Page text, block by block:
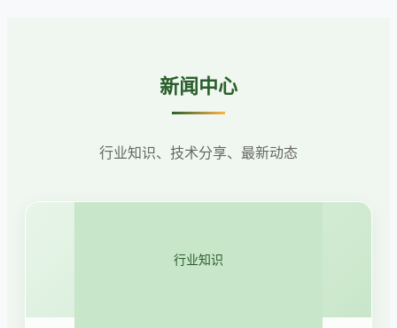
新闻中心
行业知识、技术分享、最新动态
行业知识